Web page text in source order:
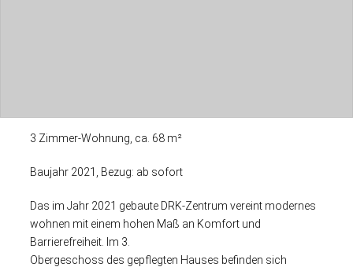
3 Zimmer-Wohnung, ca. 68 m²
Baujahr 2021, Bezug: ab sofort
Das im Jahr 2021 gebaute DRK-Zentrum vereint modernes
wohnen mit einem hohen Maß an Komfort und
Barrierefreiheit. Im 3.
Obergeschoss des gepflegten Hauses befinden sich